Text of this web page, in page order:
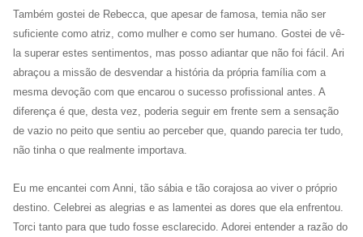
Também gostei de Rebecca, que apesar de famosa, temia não ser
suficiente como atriz, como mulher e como ser humano. Gostei de vê-
la superar estes sentimentos, mas posso adiantar que não foi fácil. Ari
abraçou a missão de desvendar a história da própria família com a
mesma devoção com que encarou o sucesso profissional antes. A
diferença é que, desta vez, poderia seguir em frente sem a sensação
de vazio no peito que sentiu ao perceber que, quando parecia ter tudo,
não tinha o que realmente importava.
Eu me encantei com Anni, tão sábia e tão corajosa ao viver o próprio
destino. Celebrei as alegrias e as lamentei as dores que ela enfrentou.
Torci tanto para que tudo fosse esclarecido. Adorei entender a razão do